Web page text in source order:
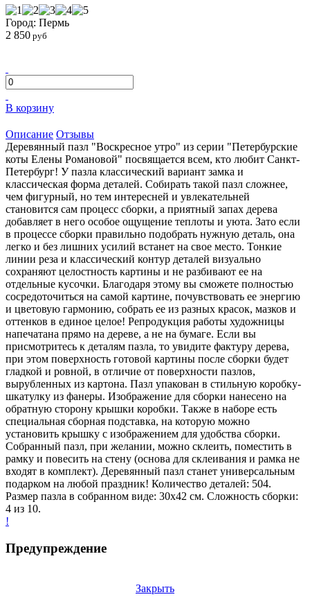
Город: Пермь
2 850 руб
В корзину
Описание Отзывы
Деревянный пазл "Воскресное утро" из серии "Петербурские
коты Елены Романовой" посвящается всем, кто любит Санкт-
Петербург! У пазла классический вариант замка и
классическая форма деталей. Собирать такой пазл сложнее,
чем фигурный, но тем интересней и увлекательней
становится сам процесс сборки, а приятный запах дерева
добавляет в него особое ощущение теплоты и уюта. Зато если
в процессе сборки правильно подобрать нужную деталь, она
легко и без лишних усилий встанет на свое место. Тонкие
линии реза и классический контур деталей визуально
сохраняют целостность картины и не разбивают ее на
отдельные кусочки. Благодаря этому вы сможете полностью
сосредоточиться на самой картине, почувствовать ее энергию
и цветовую гармонию, собрать ее из разных красок, мазков и
оттенков в единое целое! Репродукция работы художницы
напечатана прямо на дереве, а не на бумаге. Если вы
присмотритесь к деталям пазла, то увидите фактуру дерева,
при этом поверхность готовой картины после сборки будет
гладкой и ровной, в отличие от поверхности пазлов,
вырубленных из картона. Пазл упакован в стильную коробку-
шкатулку из фанеры. Изображение для сборки нанесено на
обратную сторону крышки коробки. Также в наборе есть
специальная сборная подставка, на которую можно
установить крышку с изображением для удобства сборки.
Собранный пазл, при желании, можно склеить, поместить в
рамку и повесить на стену (основа для склеивания и рамка не
входят в комплект). Деревянный пазл станет универсальным
подарком на любой праздник! Количество деталей: 504.
Размер пазла в собранном виде: 30х42 см. Сложность сборки:
4 из 10.
!
Предупреждение
Закрыть